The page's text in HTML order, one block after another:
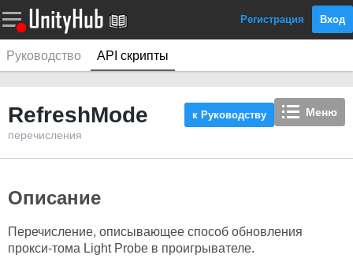
Регистрация Вход
Руководство API скрипты
Меню
к Руководству
RefreshMode
перечисления
Описание
Перечисление, описывающее способ обновления
прокси-тома Light Probe в проигрывателе.